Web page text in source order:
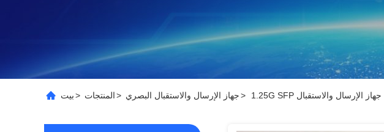
بيت> المنتجات> جهاز الإرسال والاستقبال البصري> 1.25G SFP جهاز الإرسال والاستقبال